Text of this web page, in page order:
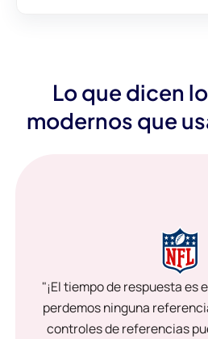
Lo que dicen
modernos que
"¡El tiempo de respuesta es
perdemos ninguna
controles de referencias